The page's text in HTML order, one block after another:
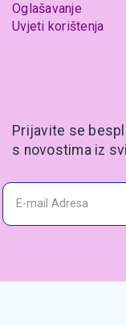
Oglašavanje
Uvjeti korištenja
Prijavite se
s novostima iz